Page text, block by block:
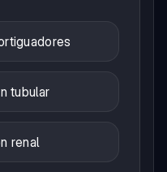
tubular
renal